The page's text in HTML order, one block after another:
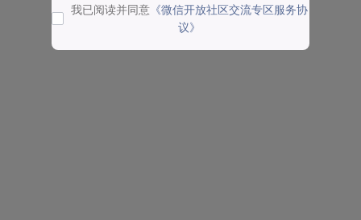
我已阅读并同意 《微信开放社区交流专区服务协
议》